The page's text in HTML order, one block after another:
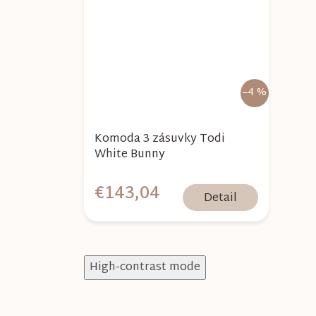
–4 %
Komoda 3 zásuvky Todi
White Bunny
€143,04 Detail
High-contrast mode